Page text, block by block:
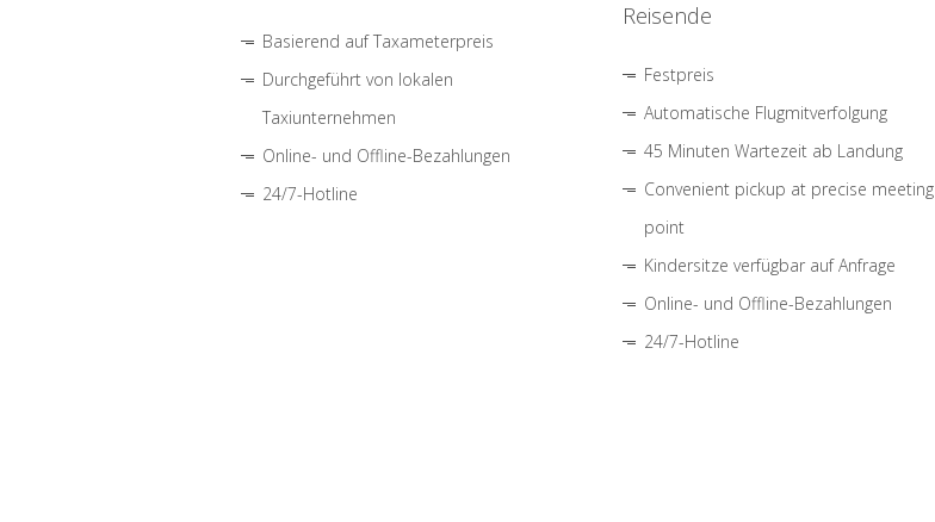
Basierend auf Taxameterpreis
Durchgeführt von lokalen
Taxiunternehmen
Online- und Offline-Bezahlungen
24/7-Hotline
Reisende
Festpreis
Automatische Flugmitverfolgung
45 Minuten Wartezeit ab Landung
Convenient pickup at precise meeting
point
Kindersitze verfügbar auf Anfrage
Online- und Offline-Bezahlungen
24/7-Hotline